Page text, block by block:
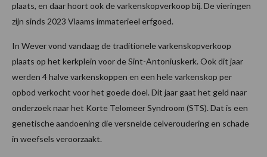
plaats, en daar hoort ook de varkenskopverkoop bij. De vieringen
zijn sinds 2023 Vlaams immaterieel erfgoed.
In Wever vond vandaag de traditionele varkenskopverkoop
plaats op het kerkplein voor de Sint-Antoniuskerk. Ook dit jaar
werden 4 halve varkenskoppen en een hele varkenskop per
opbod verkocht voor het goede doel. Dit jaar gaat het geld naar
onderzoek naar het Korte Telomeer Syndroom (STS). Dat is een
genetische aandoening die versnelde celveroudering en schade
in weefsels veroorzaakt.